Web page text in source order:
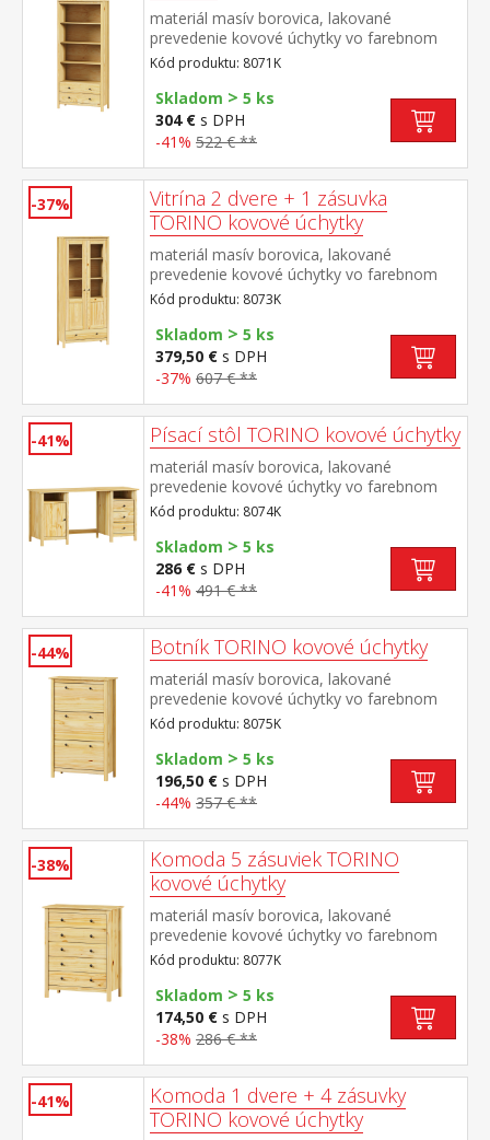
materiál masív borovica, lakované
prevedenie kovové úchytky vo farebnom
prevedení černená mosadz tri police, dve
zásuvky s kovovými pojazdmi
Kód produktu: 8071K
Skladom > 5 ks
304 € s DPH
-41% 522 € **
-37%
Vitrína 2 dvere + 1 zásuvka
TORINO kovové úchytky
materiál masív borovica, lakované
prevedenie kovové úchytky vo farebnom
prevedení černená mosadz dvoje čiastočne
presklené dvere, tri police jedna zásuvka s
kovovými pojazdmi
Kód produktu: 8073K
Skladom > 5 ks
379,50 € s DPH
-37% 607 € **
-41% Písací stôl TORINO kovové úchytky
materiál masív borovica, lakované
prevedenie kovové úchytky vo farebnom
prevedení černená mosadz 2 otvorené
police, 1 dvierka a 3 zásuvky s kovovými
pojazdmi výsuv nie je súčasťou dodávky k
stolu je možné dokúpiť výsuvnú dosku na
klávesnicu 8840
Kód produktu: 8074K
Skladom > 5 ks
286 € s DPH
-41% 491 € **
-44% Botník TORINO kovové úchytky
materiál masív borovica, lakované
prevedenie kovové úchytky vo farebnom
prevedení černená mosadz 3 dvojradové
výklopy
Kód produktu: 8075K
Skladom > 5 ks
196,50 € s DPH
-44% 357 € **
-38%
Komoda 5 zásuviek TORINO
kovové úchytky
materiál masív borovica, lakované
prevedenie kovové úchytky vo farebnom
prevedení černená mosadz 5 zásuviek s
kovovými pojazdmi
Kód produktu: 8077K
Skladom > 5 ks
174,50 € s DPH
-38% 286 € **
-41%
Komoda 1 dvere + 4 zásuvky
TORINO kovové úchytky